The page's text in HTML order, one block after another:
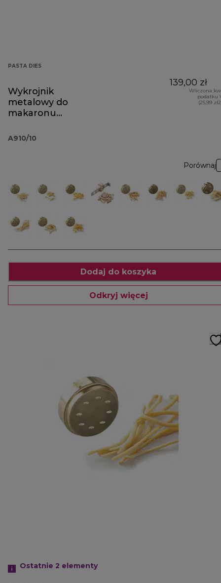
PASTA DIES
Wykrojnik
metalowy do
makaronu
A910/10
139,00 zł
Wliczona
podatku
(25,99
Porównaj
Dodaj do koszyka
Odkryj więcej
Ostatnie 2 elementy